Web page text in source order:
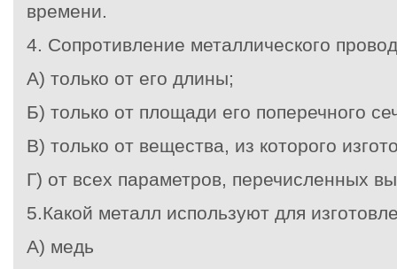
времени.
4. Сопротивление металлического
А) только от его длины;
Б) только от площади его поперечного
В) только от вещества, из которого
Г) от всех параметров, перечисленных
5.Какой металл используют для
А) медь